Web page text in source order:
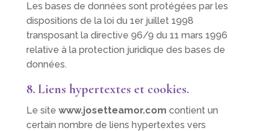
Les bases de données sont protégées par les
dispositions de la loi du 1er juillet 1998
transposant la directive 96/9 du 11 mars 1996
relative à la protection juridique des bases de
données.
8. Liens hypertextes et cookies.
Le site www.josetteamor.com contient un
certain nombre de liens hypertextes vers